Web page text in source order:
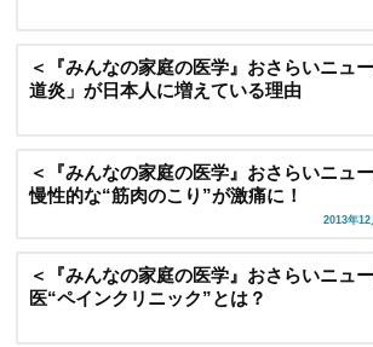
＜『みんなの家庭の医学』おさらいニュ
道炎」が日本人に増えている理由
＜『みんなの家庭の医学』おさらいニュ
慢性的な“筋肉のこり”が激痛に！
2013年12
＜『みんなの家庭の医学』おさらいニュ
医“ペインクリニック”とは？